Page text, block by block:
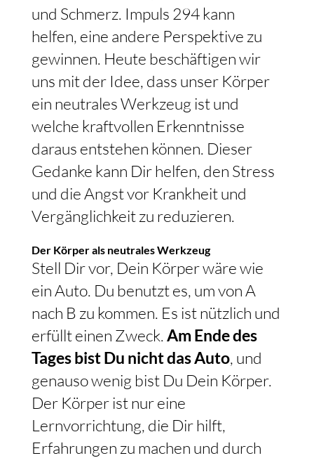
und Schmerz. Impuls 294 kann
helfen, eine andere Perspektive zu
gewinnen. Heute beschäftigen wir
uns mit der Idee, dass unser Körper
ein neutrales Werkzeug ist und
welche kraftvollen Erkenntnisse
daraus entstehen können. Dieser
Gedanke kann Dir helfen, den Stress
und die Angst vor Krankheit und
Vergänglichkeit zu reduzieren.
Der Körper als neutrales Werkzeug
Stell Dir vor, Dein Körper wäre wie
ein Auto. Du benutzt es, um von A
nach B zu kommen. Es ist nützlich und
erfüllt einen Zweck. Am Ende des
Tages bist Du nicht das Auto, und
genauso wenig bist Du Dein Körper.
Der Körper ist nur eine
Lernvorrichtung, die Dir hilft,
Erfahrungen zu machen und durch